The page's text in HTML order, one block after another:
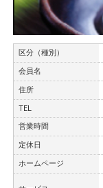
区分（種別）
会員名
住所
TEL
営業時間
定休日
ホームページ